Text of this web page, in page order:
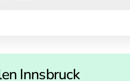
Innsbruck